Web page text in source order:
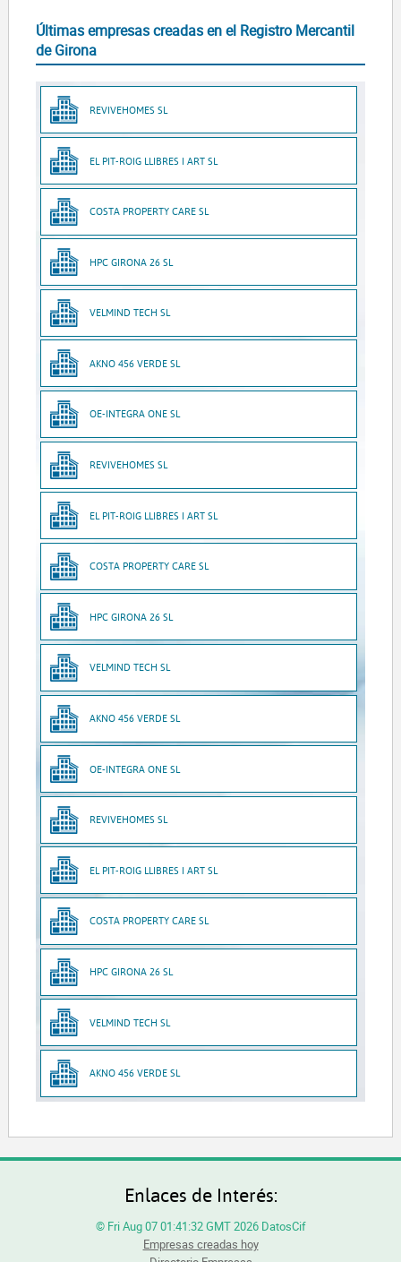
Últimas empresas creadas en el Registro Mercantil
de Girona
REVIVEHOMES SL
EL PIT-ROIG LLIBRES I ART SL
COSTA PROPERTY CARE SL
HPC GIRONA 26 SL
VELMIND TECH SL
AKNO 456 VERDE SL
OE-INTEGRA ONE SL
REVIVEHOMES SL
EL PIT-ROIG LLIBRES I ART SL
COSTA PROPERTY CARE SL
HPC GIRONA 26 SL
VELMIND TECH SL
AKNO 456 VERDE SL
OE-INTEGRA ONE SL
REVIVEHOMES SL
EL PIT-ROIG LLIBRES I ART SL
COSTA PROPERTY CARE SL
HPC GIRONA 26 SL
VELMIND TECH SL
AKNO 456 VERDE SL
Enlaces de Interés:
© Fri Aug 07 01:41:32 GMT 2026 DatosCif
Empresas creadas hoy